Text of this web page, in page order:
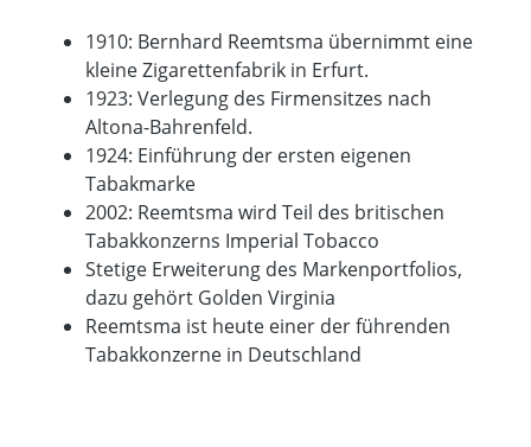
1910: Bernhard Reemtsma übernimmt eine
kleine Zigarettenfabrik in Erfurt.
1923: Verlegung des Firmensitzes nach
Altona-Bahrenfeld.
1924: Einführung der ersten eigenen
Tabakmarke
2002: Reemtsma wird Teil des britischen
Tabakkonzerns Imperial Tobacco
Stetige Erweiterung des Markenportfolios,
dazu gehört Golden Virginia
Reemtsma ist heute einer der führenden
Tabakkonzerne in Deutschland